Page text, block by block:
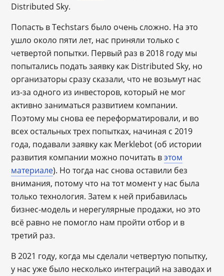
Distributed Sky.
Попасть в Techstars было очень сложно. На это
ушло около пяти лет, нас приняли только с
четвертой попытки. Первый раз в 2018 году мы
попытались подать заявку как Distributed Sky, но
организаторы сразу сказали, что не возьмут нас
из-за одного из инвесторов, который не мог
активно заниматься развитием компании.
Поэтому мы снова ее переформатировали, и во
всех остальных трех попытках, начиная с 2019
года, подавали заявку как Merklebot (об истории
развития компании можно почитать вэтом
материале). Но тогда нас снова оставили без
внимания, потому что на тот момент у нас была
только технология. Затем к ней прибавилась
бизнес-модель и нерегулярные продажи, но это
всё равно не помогло нам пройти отбор и в
третий раз.
В 2021 году, когда мы сделали четвертую попытку,
у нас уже было несколько интеграций на заводах и